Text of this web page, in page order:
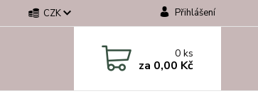
CZK Přihlášení
0ks
za 0,00 Kč